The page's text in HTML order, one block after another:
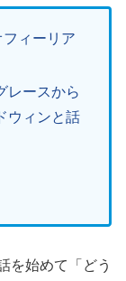
ィーリア
レースから
ウィンと話
を始めて「どう